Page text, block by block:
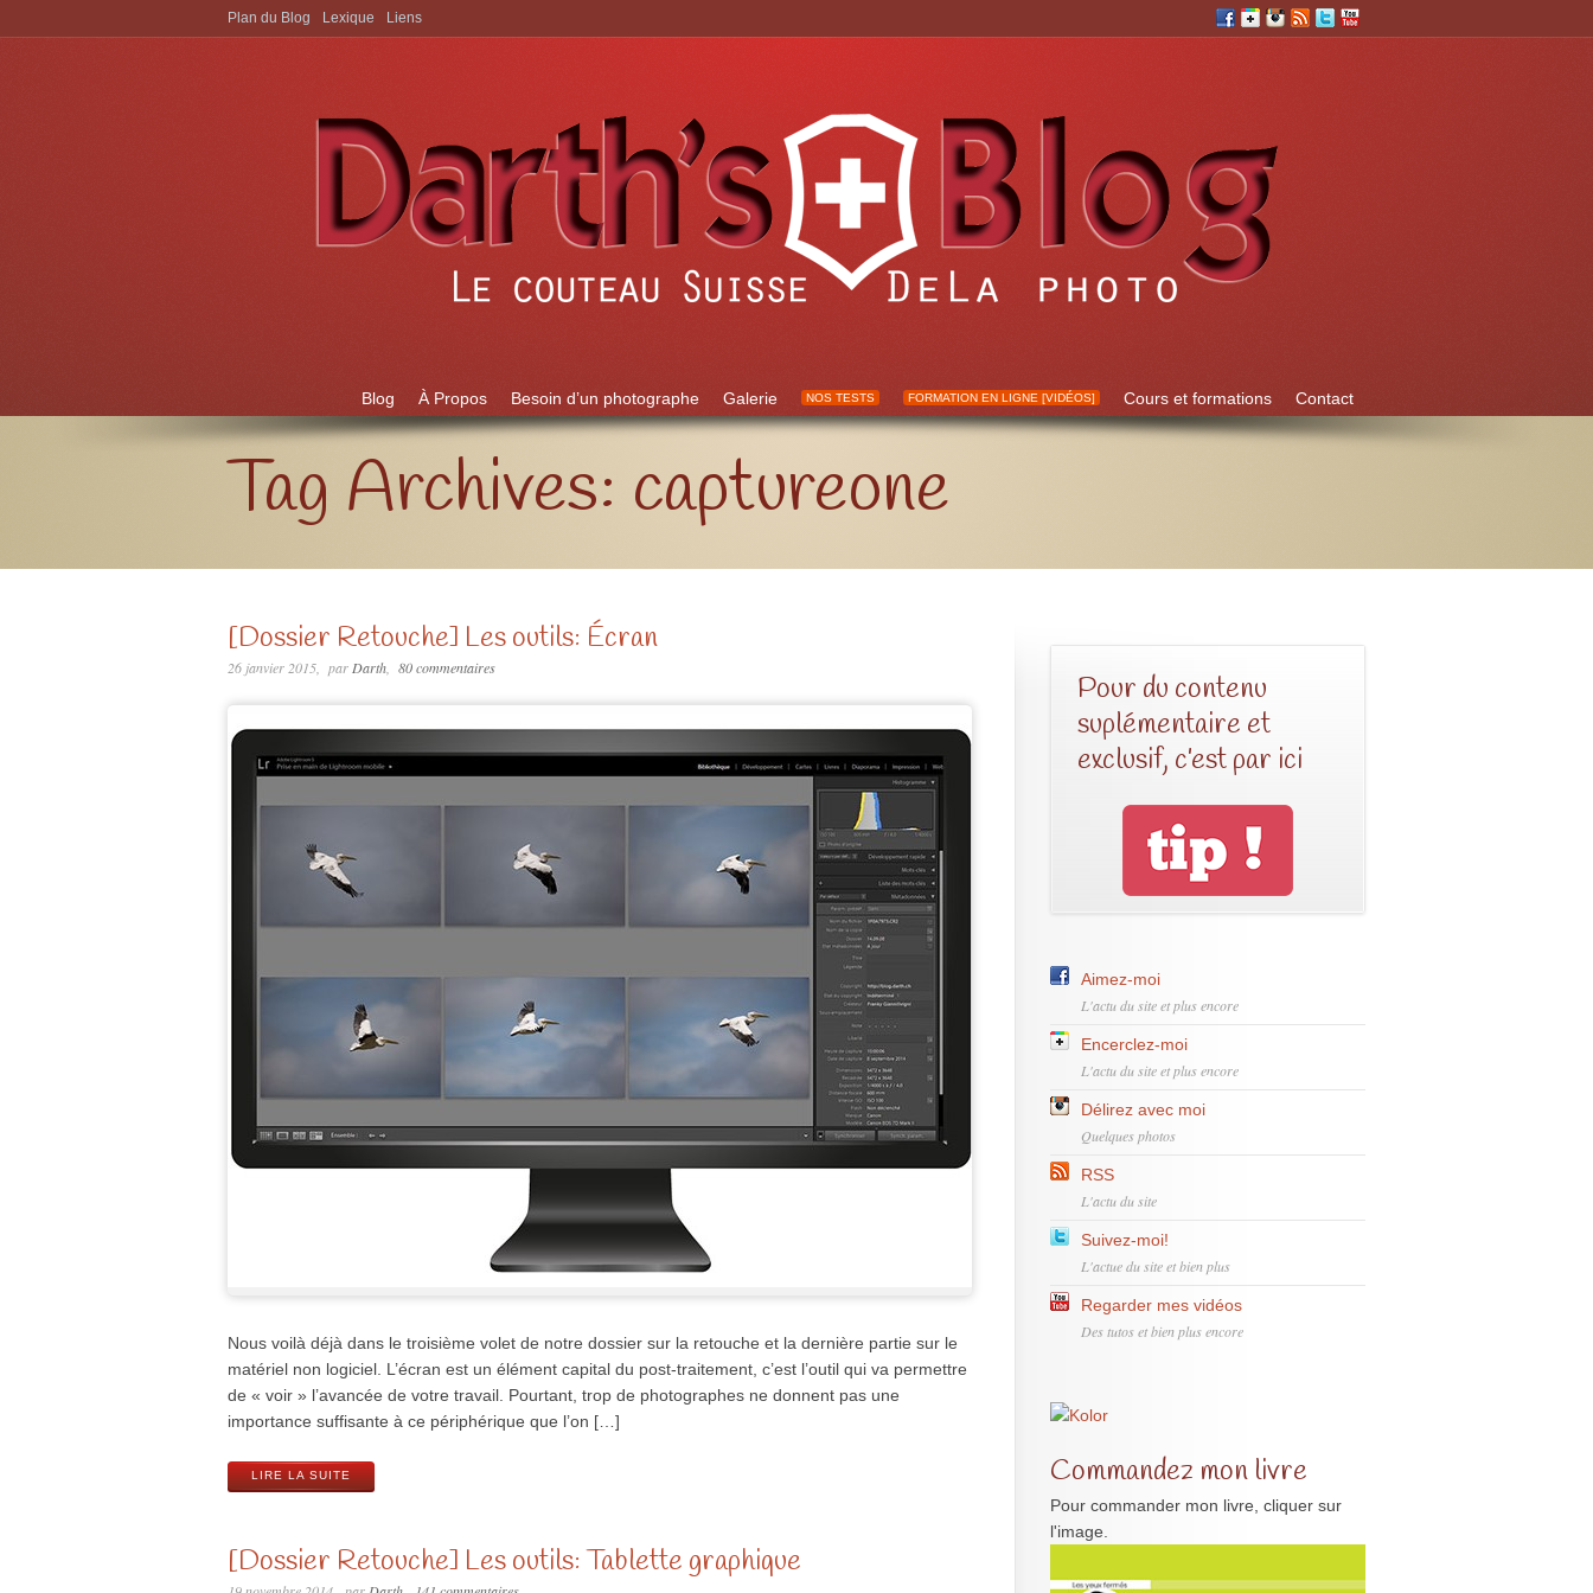
Aller à:
Blog À Propos Besoin d’un photographe Galerie NOS TESTS FORMATION EN LIGNE [VIDÉOS] Cours et formations Contact
Plan du Blog Lexique Liens
Tag Archives: captureone
[Dossier Retouche] Les outils: Écran
26 janvier 2015 par Darth 80 commentaires
Nous voilà déjà dans le troisième volet de notre dossier sur la retouche et la dernière partie sur le
matériel non logiciel. L’écran est un élément capital du post-traitement, c’est l’outil qui va permettre
de « voir » l’avancée de votre travail. Pourtant, trop de photographes ne donnent pas une
importance suffisante à ce périphérique que l’on […]
LIRE LA SUITE
[Dossier Retouche] Les outils: Tablette graphique
Pour du contenu
suplémentaire et
exclusif, c’est par ici
Aimez-moi
L'actu du site et plus encore
Encerclez-moi
L'actu du site et plus encore
Délirez avec moi
Quelques photos
RSS
L'actu du site
Suivez-moi!
L'actue du site et bien plus
Regarder mes vidéos
Des tutos et bien plus encore
Commandez mon livre
Pour commander mon livre, cliquer sur
l'image.